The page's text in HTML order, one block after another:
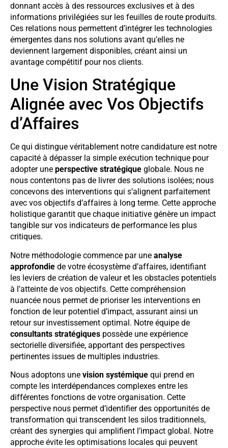
donnant accès à des ressources exclusives et à des
informations privilégiées sur les feuilles de route produits.
Ces relations nous permettent d’intégrer les technologies
émergentes dans nos solutions avant qu’elles ne
deviennent largement disponibles, créant ainsi un
avantage compétitif pour nos clients.
Une Vision Stratégique
Alignée avec Vos Objectifs
d’Affaires
Ce qui distingue véritablement notre candidature est notre
capacité à dépasser la simple exécution technique pour
adopter une perspective stratégique globale. Nous ne
nous contentons pas de livrer des solutions isolées; nous
concevons des interventions qui s’alignent parfaitement
avec vos objectifs d’affaires à long terme. Cette approche
holistique garantit que chaque initiative génère un impact
tangible sur vos indicateurs de performance les plus
critiques.
Notre méthodologie commence par une analyse
approfondie de votre écosystème d’affaires, identifiant
les leviers de création de valeur et les obstacles potentiels
à l’atteinte de vos objectifs. Cette compréhension
nuancée nous permet de prioriser les interventions en
fonction de leur potentiel d’impact, assurant ainsi un
retour sur investissement optimal. Notre équipe de
consultants stratégiques possède une expérience
sectorielle diversifiée, apportant des perspectives
pertinentes issues de multiples industries.
Nous adoptons une vision systémique qui prend en
compte les interdépendances complexes entre les
différentes fonctions de votre organisation. Cette
perspective nous permet d’identifier des opportunités de
transformation qui transcendent les silos traditionnels,
créant des synergies qui amplifient l’impact global. Notre
approche évite les optimisations locales qui peuvent